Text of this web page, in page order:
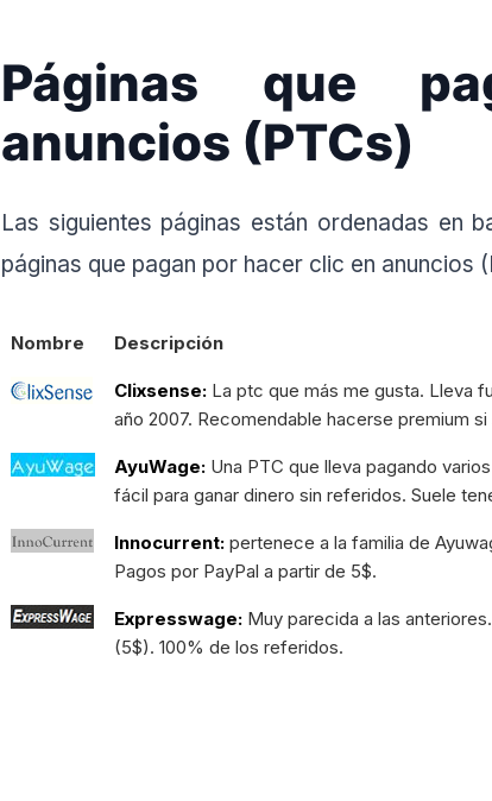
Páginas que
anuncios (PTCs)
Las siguientes páginas están ordenadas en
páginas que pagan por hacer clic en anuncios
Nombre Descripción
Clixsense: La ptc que más me gusta. Lleva
año 2007. Recomendable hacerse premium
AyuWage: Una PTC que lleva pagando
fácil para ganar dinero sin referidos. Suele
Innocurrent: pertenece a la familia de
Pagos por PayPal a partir de 5$.
Expresswage: Muy parecida a las
(5$). 100% de los referidos.